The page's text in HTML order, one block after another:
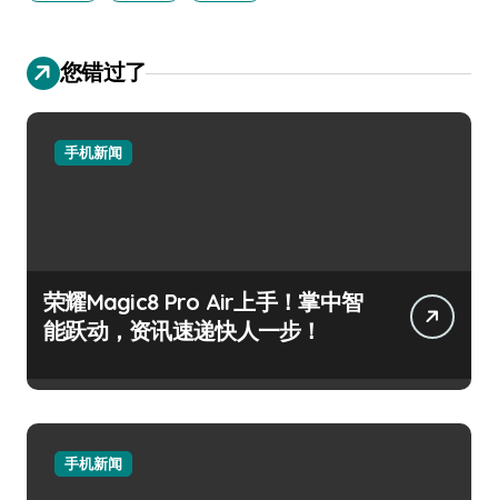
您错过了
手机新闻
荣耀Magic8 Pro Air上手！掌中智
能跃动，资讯速递快人一步！
手机新闻